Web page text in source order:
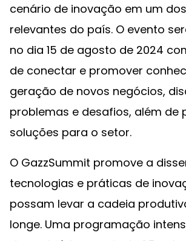
cenário de inovação em um
relevantes do país. O evento
no dia 15 de agosto de 2024
de conectar e promover
geração de novos negócios,
problemas e desafios, além de
soluções para o setor.
O GazzSummit promove a
tecnologias e práticas de
possam levar a cadeia
longe. Uma programação